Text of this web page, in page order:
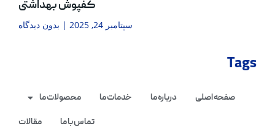
کفپوش بهداشتی
سپتامبر 24, 2025 بدون دیدگاه
Tags
صفحه اصلی درباره ما خدمات ما
محصولات ما
تماس با ما
مقالات